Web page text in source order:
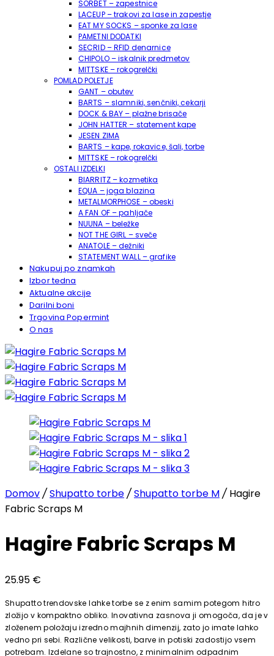
SORBET – zapestnice
LACEUP – trakovi za lase in zapestje
EAT MY SOCKS – sponke za lase
PAMETNI DODATKI
SECRID – RFID denarnice
CHIPOLO – iskalnik predmetov
MITTSKE – rokogrelčki
POMLAD POLETJE
GANT – obutev
BARTS – slamniki, senčniki, cekarji
DOCK & BAY – plažne brisače
JOHN HATTER – statement kape
JESEN ZIMA
BARTS – kape, rokavice, šali, torbe
MITTSKE – rokogrelčki
OSTALI IZDELKI
BIARRITZ – kozmetika
EQUA – joga blazina
METALMORPHOSE – obeski
A FAN OF – pahljače
NUUNA – beležke
NOT THE GIRL – sveče
ANATOLE – dežniki
STATEMENT WALL – grafike
Nakupuj po znamkah
Izbor tedna
Aktualne akcije
Darilni boni
Trgovina Popermint
O nas
Domov/Shupatto torbe/Shupatto torbe M/ Hagire
Fabric Scraps M
Hagire Fabric Scraps M
25.95 €
Shupatto trendovske lahke torbe se z enim samim potegom hitro
zložijo v kompaktno obliko. Inovativna zasnova ji omogoča, da je v
zloženem položaju izredno majhnih dimenzij, zato jo imate lahko
vedno pri sebi. Različne velikosti, barve in potiski zadostijo vsem
potrebam. Izdelane so trajnostno, z minimalnim odpadnim